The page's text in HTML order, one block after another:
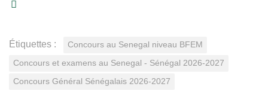
Étiquettes : Concours au Senegal niveau BFEM
Concours et examens au Senegal - Sénégal 2026-2027
Concours Général Sénégalais 2026-2027